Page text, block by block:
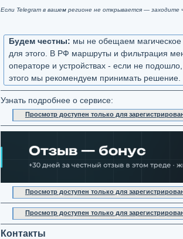
Если Telegram в вашем регионе не открывается — заходите
Будем честны: мы не обещаем магическое
для этого. В РФ маршруты и фильтрация
операторе и устройствах - если не
этого мы рекомендуем принимать решение.
Узнать подробнее о сервисе:
Просмотр доступен только для
Просмотр доступен только для
Просмотр доступен только для
Контакты